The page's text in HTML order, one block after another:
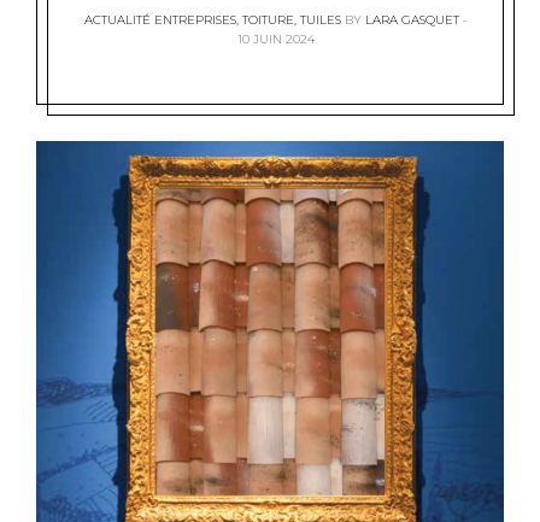
ACTUALITÉ ENTREPRISES,TOITURE,TUILES BY LARA GASQUET
10 JUIN 2024